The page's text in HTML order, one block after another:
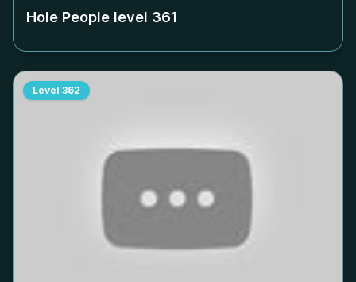
Hole People level 361
Level 362